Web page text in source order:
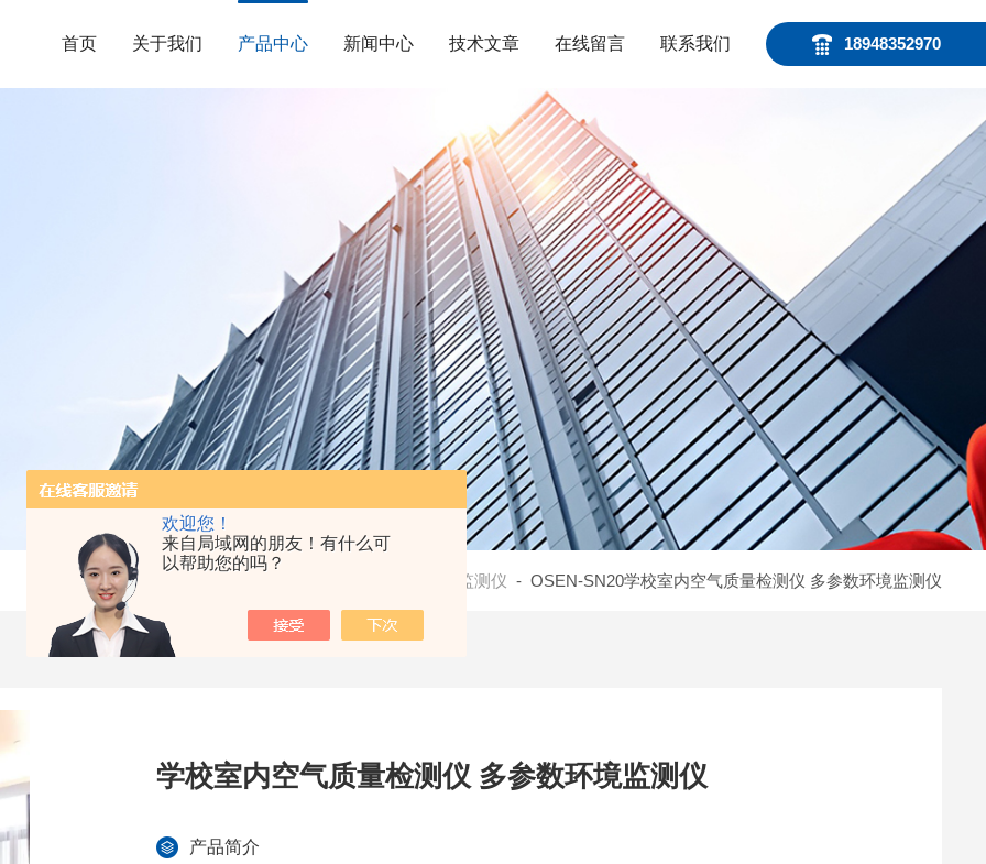
欢迎您！
来自局域网的朋友！有什么可
以帮助您的吗？
18948352970
首页 关于我们 产品中心 新闻中心 技术文章 在线留言 联系我们
当前位置： 室内环境质量监测仪 - OSEN-SN20学校室内空气质量检测仪 多参数环境监测仪
学校室内空气质量检测仪 多参数环境监测仪
产品简介